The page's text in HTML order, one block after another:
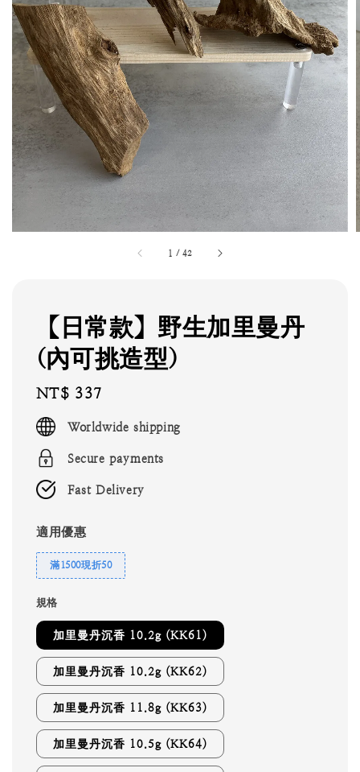
1 /42
【日常款】野生加里曼丹
(內可挑造型)
Regular
price
NT$ 337
Worldwide shipping
Secure payments
Fast Delivery
適用優惠
滿1500現折50
規格
加里曼丹沉香 10.2g (KK61)
加里曼丹沉香 10.2g (KK62)
加里曼丹沉香 11.8g (KK63)
加里曼丹沉香 10.5g (KK64)